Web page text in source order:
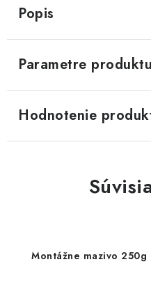
Popis
Parametre produktu
Hodnotenie
Montážne mazivo 250g